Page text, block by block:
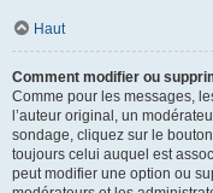
Haut
Comment modifier ou
Comme pour les messages,
l’auteur original, un
sondage, cliquez sur le bouton
toujours celui auquel est
peut modifier une option ou